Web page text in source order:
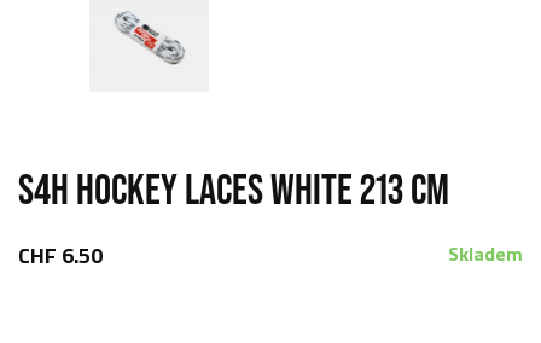
S4H HOCKEY LACES WHITE 213 CM
CHF 6.50 Skladem